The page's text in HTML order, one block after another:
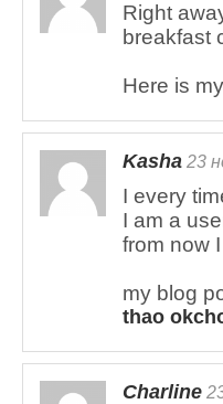
Right
breakfast
Here is
Kasha 23
I every
I am a
from now
my blog
thao
Charline